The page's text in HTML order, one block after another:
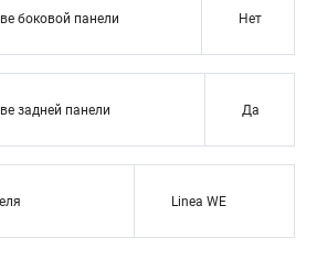
боковой панели Нет
задней панели Да
Linea WE